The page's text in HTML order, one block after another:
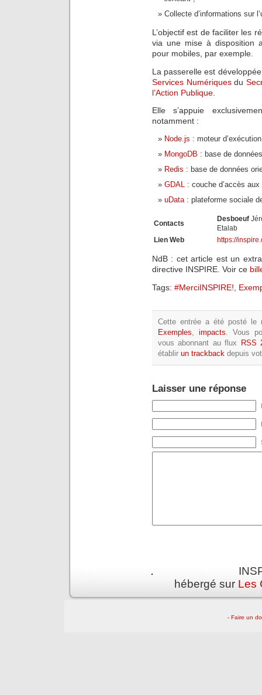
Collecte d’informations sur
L’objectif est de faciliter les
via une mise à disposition
pour mobiles, par exemple.
La passerelle est
Services Numériquesdu
l’Action Publique
Elle s’appuie
notamment :
Node.js : moteur
MongoDB : base de
Redis : base de données
GDAL : couche d’accès
uData : plateforme sociale
Contacts
Desboeuf
Etalab
Lien Web
https://
NdB : cet article est un
directive INSPIRE. Voir ce
Tags: #MerciINSPIRE!
Cette entrée a été posté le
Exemples
impacts . Vous
vous abonnant au flux
RSS
établir un trackback depuis
Laisser une réponse
hébergé sur Les
- Faire un